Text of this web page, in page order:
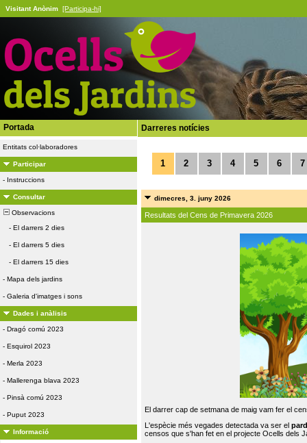
Visitant Anònim [Participa-hi]
Portada
Entitats col·laboradores
Participar
- Instruccions
Consultar
Observacions
- El darrers 2 dies
- El darrers 5 dies
- El darrers 15 dies
- Mapa dels jardins
- Galeria d'imatges i sons
Dades i anàlisis
- Dragó comú 2023
- Esquirol 2023
- Merla 2023
- Mallerenga blava 2023
- Pinsà comú 2023
- Puput 2023
Informació
Darreres notícies
1 2 3 4 5 6 7
dimecres, 3. juny 2026
Resultats del Cens de Primavera 2026
El darrer cap de setmana de maig vam fer el
L'espècie més vegades detectada va ser el
censos que s'han fet en el projecte Ocells dels